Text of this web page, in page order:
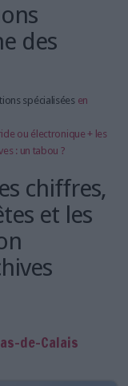
des
spécialisées en
ou électronique + les
: un tabou ?
chiffres,
et les
de-Calais